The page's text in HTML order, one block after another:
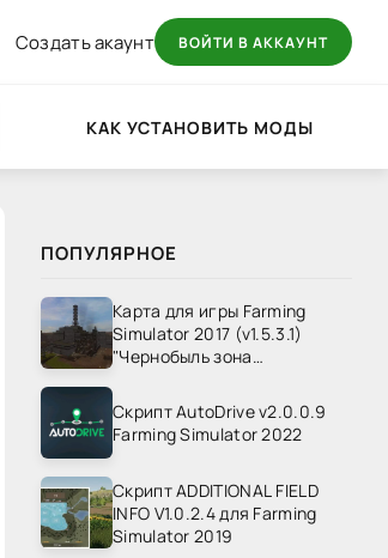
Создать акаунт ВОЙТИ В АККАУНТ
КАК УСТАНОВИТЬ МОДЫ
ПОПУЛЯРНОЕ
Карта для игры Farming
Simulator 2017 (v1.5.3.1)
"Чернобыль зона
Скрипт AutoDrive v2.0.0.9
Farming Simulator 2022
Скрипт ADDITIONAL FIELD
INFO V1.0.2.4 для Farming
Simulator 2019